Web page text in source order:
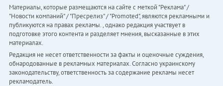
Материалы, которые размещаются на сайте с меткой "Реклама" /
"Новости компаний" / "Пресрелиз" / "Promoted", являются рекламными и
публикуются на правах рекламы. , однако редакция участвует в
подготовке этого контента и разделяет мнения, высказанные в этих
материалах.
Редакция не несет ответственности за факты и оценочные суждения,
обнародованные в рекламных материалах. Согласно украинскому
законодательству, ответственность за содержание рекламы несет
рекламодатель.